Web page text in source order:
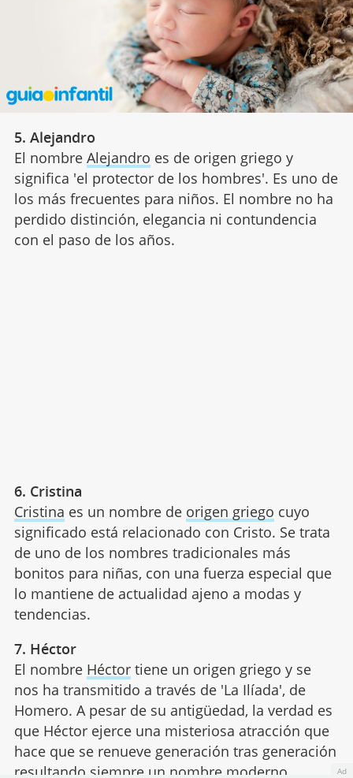
5. Alejandro
El nombre Alejandro es de origen griego y
significa 'el protector de los hombres'. Es uno de
los más frecuentes para niños. El nombre no ha
perdido distinción, elegancia ni contundencia
con el paso de los años.
6. Cristina
Cristina es un nombre de origen griego cuyo
significado está relacionado con Cristo. Se trata
de uno de los nombres tradicionales más
bonitos para niñas, con una fuerza especial que
lo mantiene de actualidad ajeno a modas y
tendencias.
7. Héctor
El nombre Héctortiene un origen griego y se
nos ha transmitido a través de 'La Ilíada', de
Homero. A pesar de su antigüedad, la verdad es
que Héctor ejerce una misteriosa atracción que
hace que se renueve generación tras generación
resultando siempre un nombre moderno Ad